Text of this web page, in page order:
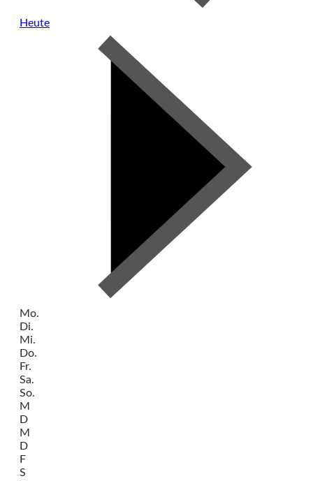
Heute
Mo.
Di.
Mi.
Do.
Fr.
Sa.
So.
M
D
M
D
F
S